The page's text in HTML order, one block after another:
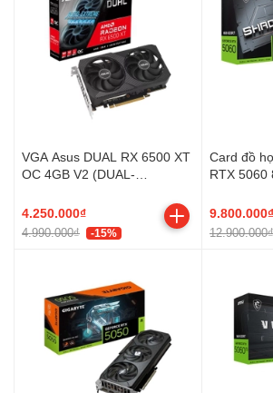
VGA Asus DUAL RX 6500 XT
OC 4GB V2 (DUAL-
4.250.000₫
4.990.000₫ -15%
Card đồ
RTX 5060
9.800.000₫
12.900.000₫